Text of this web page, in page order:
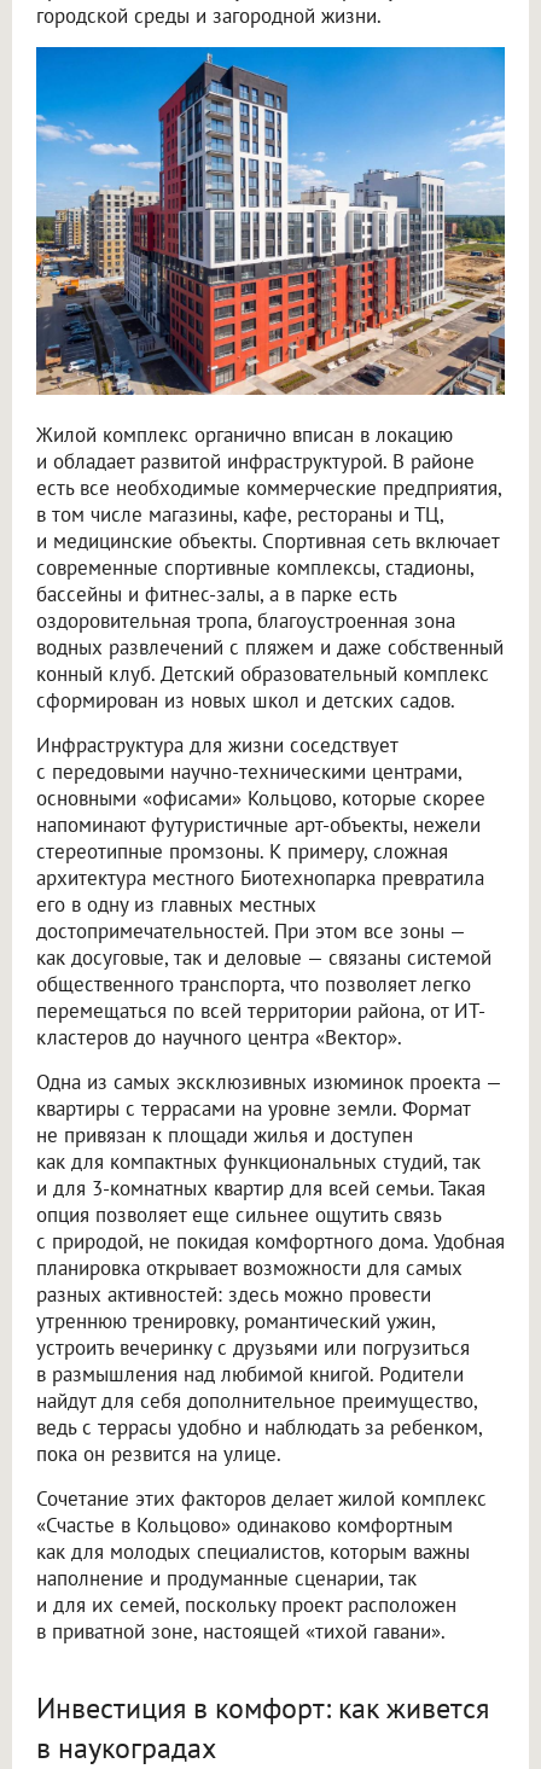
городской среды и загородной жизни.
Жилой комплекс органично вписан в локацию
и обладает развитой инфраструктурой. В районе
есть все необходимые коммерческие предприятия,
в том числе магазины, кафе, рестораны и ТЦ,
и медицинские объекты. Спортивная сеть включает
современные спортивные комплексы, стадионы,
бассейны и фитнес-залы, а в парке есть
оздоровительная тропа, благоустроенная зона
водных развлечений с пляжем и даже собственный
конный клуб. Детский образовательный комплекс
сформирован из новых школ и детских садов.
Инфраструктура для жизни соседствует
с передовыми научно-техническими центрами,
основными «офисами» Кольцово, которые скорее
напоминают футуристичные арт-объекты, нежели
стереотипные промзоны. К примеру, сложная
архитектура местного Биотехнопарка превратила
его в одну из главных местных
достопримечательностей. При этом все зоны —
как досуговые, так и деловые — связаны системой
общественного транспорта, что позволяет легко
перемещаться по всей территории района, от ИТ-
кластеров до научного центра «Вектор».
Одна из самых эксклюзивных изюминок проекта —
квартиры с террасами на уровне земли. Формат
не привязан к площади жилья и доступен
как для компактных функциональных студий, так
и для 3-комнатных квартир для всей семьи. Такая
опция позволяет еще сильнее ощутить связь
с природой, не покидая комфортного дома. Удобная
планировка открывает возможности для самых
разных активностей: здесь можно провести
утреннюю тренировку, романтический ужин,
устроить вечеринку с друзьями или погрузиться
в размышления над любимой книгой. Родители
найдут для себя дополнительное преимущество,
ведь с террасы удобно и наблюдать за ребенком,
пока он резвится на улице.
Сочетание этих факторов делает жилой комплекс
«Счастье в Кольцово» одинаково комфортным
как для молодых специалистов, которым важны
наполнение и продуманные сценарии, так
и для их семей, поскольку проект расположен
в приватной зоне, настоящей «тихой гавани».
Инвестиция в комфорт: как живется
в наукоградах